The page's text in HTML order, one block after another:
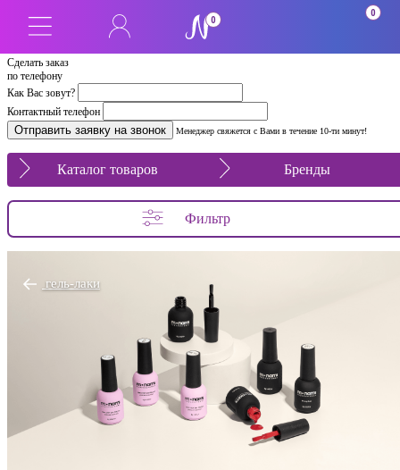
Сделать заказ
по телефону
Как Вас зовут?
Контактный телефон
Менеджер свяжется с Вами в течение 10-ти минут!
0
0
Каталог товаров Бренды
Фильтр
гель-лаки